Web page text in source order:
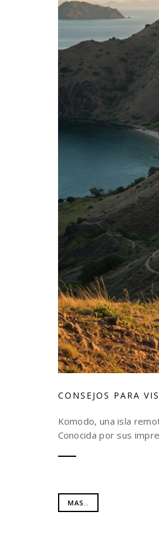
CONSEJOS PARA
Komodo, una isla
Conocida por sus
MAS..